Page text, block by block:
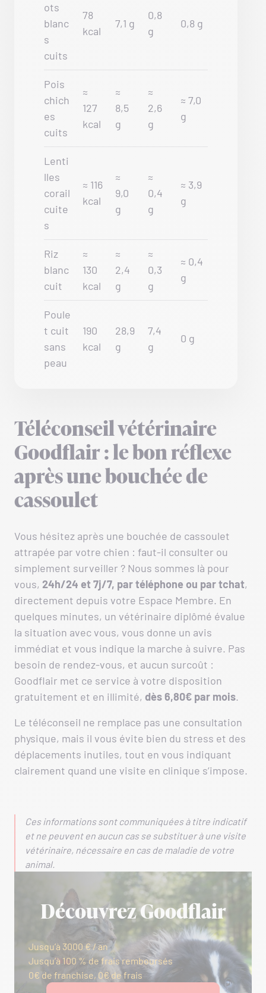
ots
blanc
s
cuits
78
kcal
7,1 g
0,8
g
0,8 g
Pois
chich
es
cuits
≈
127
kcal
≈
8,5
g
≈
2,6
g
≈ 7,0
g
Lenti
lles
corail
cuite
s
≈ 116
kcal
≈
9,0
g
≈
0,4
g
≈ 3,9
g
Riz
blanc
cuit
≈
130
kcal
≈
2,4
g
≈
0,3
g
≈ 0,4
g
Poule
t cuit
sans
peau
190
kcal
28,9
g
7,4
g
0 g
Téléconseil vétérinaire
Goodflair : le bon réflexe
après une bouchée de
cassoulet
Vous hésitez après une bouchée de cassoulet
attrapée par votre chien : faut-il consulter ou
simplement surveiller ? Nous sommes là pour
vous, 24h/24 et 7j/7, par téléphone ou par tchat,
directement depuis votre Espace Membre. En
quelques minutes, un vétérinaire diplômé évalue
la situation avec vous, vous donne un avis
immédiat et vous indique la marche à suivre. Pas
besoin de rendez-vous, et aucun surcoût :
Goodflair met ce service à votre disposition
gratuitement et en illimité, dès 6,80€ par mois.
Le téléconseil ne remplace pas une consultation
physique, mais il vous évite bien du stress et des
déplacements inutiles, tout en vous indiquant
clairement quand une visite en clinique s’impose.
Ces informations sont communiquées à titre indicatif
et ne peuvent en aucun cas se substituer à une visite
vétérinaire, nécessaire en cas de maladie de votre
animal.
Découvrez Goodflair
Jusqu’à 3000 € / an
Jusqu’à 100 % de frais remboursés
0€ de franchise, 0€ de frais